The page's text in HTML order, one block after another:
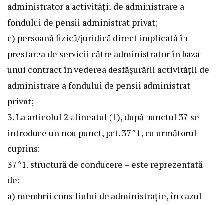
administrator a activității de administrare a
fondului de pensii administrat privat;
c) persoană fizică/juridică direct implicată în
prestarea de servicii către administrator în baza
unui contract în vederea desfășurării activității de
administrare a fondului de pensii administrat
privat;
3. La articolul 2 alineatul (1), după punctul 37 se
introduce un nou punct, pct. 37^1, cu următorul
cuprins:
37^1. structură de conducere – este reprezentată
de:
a) membrii consiliului de administrație, în cazul